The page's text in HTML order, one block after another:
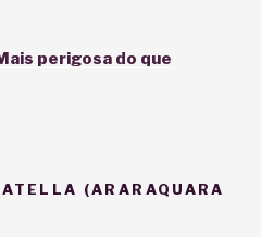
perigosa do que
(ARARAQUARA